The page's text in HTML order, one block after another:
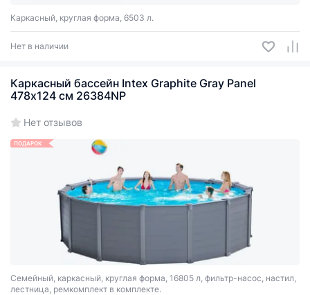
Каркасный, круглая форма, 6503 л.
Нет в наличии
Каркасный бассейн Intex Graphite Gray Panel
478х124 см 26384NP
Нет отзывов
ПОДАРОК
Семейный, каркасный, круглая форма, 16805 л, фильтр-насос, настил,
лестница, ремкомплект в комплекте.